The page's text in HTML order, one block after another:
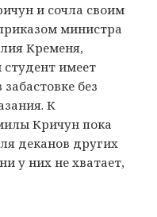
и сочла своим
министра
Кременя,
имеет
без
К
Кричун пока
деканов других
у них не хватает,